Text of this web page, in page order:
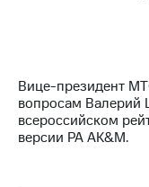
Вице-президент
вопросам Валерий
всероссийском
версии РА AK&M.